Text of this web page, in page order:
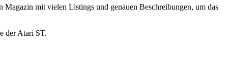
mit vielen Listings und genauen Beschreibungen, um das
der Atari ST.